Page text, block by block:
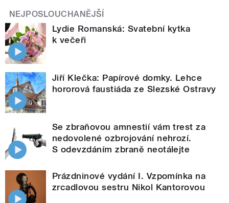
NEJPOSLOUCHANĚJŠÍ
Lydie Romanská: Svatební kytka
k večeři
Jiří Klečka: Papírové domky. Lehce
hororová faustiáda ze Slezské Ostravy
Se zbraňovou amnestií vám trest za
nedovolené ozbrojování nehrozí.
S odevzdáním zbraně neotálejte
Prázdninové vydání I. Vzpomínka na
zrcadlovou sestru Nikol Kantorovou